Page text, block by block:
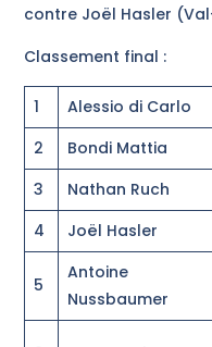
contre Joël Hasler
Classement final :
1 Alessio di Carlo
2
Bondi Mattia
3
Nathan Ruch
4
Joël Hasler
5
Antoine
Nussbaumer